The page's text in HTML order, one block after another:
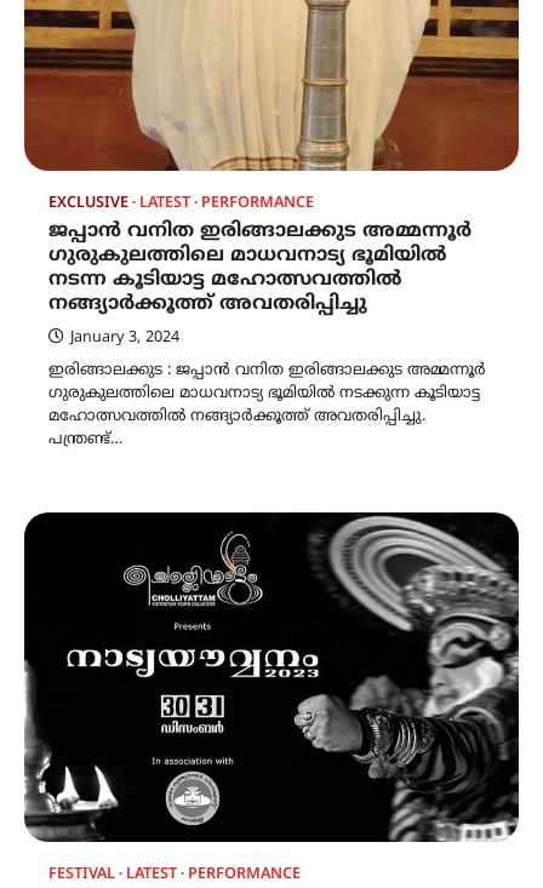
EXCLUSIVE LATEST PERFORMANCE
ജപ്പാൻ വനിത ഇരിങ്ങാലക്കുട അമ്മന്നൂർ
ഗുരുകുലത്തിലെ മാധവനാട്യ ഭൂമിയിൽ
നടന്ന കൂടിയാട്ട മഹോത്സവത്തിൽ
നങ്ങ്യാർക്കൂത്ത് അവതരിപ്പിച്ചു
January 3, 2024
ഇരിങ്ങാലക്കുട : ജപ്പാൻ വനിത ഇരിങ്ങാലക്കുട അമ്മന്നൂർ
ഗുരുകുലത്തിലെ മാധവനാട്യ ഭൂമിയിൽ നടക്കുന്ന കൂടിയാട്ട
മഹോത്സവത്തിൽ നങ്ങ്യാർക്കൂത്ത് അവതരിപ്പിച്ചു.
പന്ത്രണ്ട്…
FESTIVAL LATEST PERFORMANCE